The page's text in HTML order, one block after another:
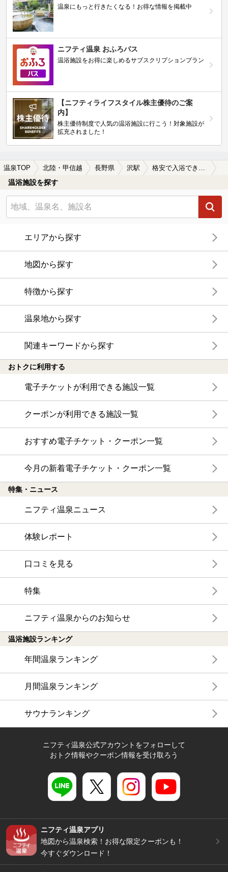
温泉にもっと行きたくなる！お得な情報を掲載中
ニフティ温泉 おふろパス
温浴施設をお得に楽しめるサブスクリプションプラン
【ニフティライフスタイル株主優待のご案
内】
株主優待制度で人気の温浴施設に行こう！対象施設が
拡充されました！
温泉TOP 北陸・甲信越 長野県 沢駅
温浴施設を探す
エリアから探す
地図から探す
特徴から探す
温泉地から探す
関連キーワードから探す
おトクに利用する
電子チケットが利用できる施設一覧
クーポンが利用できる施設一覧
おすすめ電子チケット・クーポン一覧
今月の新着電子チケット・クーポン一覧
特集・ニュース
ニフティ温泉ニュース
体験レポート
口コミを見る
特集
ニフティ温泉からのお知らせ
温浴施設ランキング
年間温泉ランキング
月間温泉ランキング
サウナランキング
ニフティ温泉公式アカウントをフォローして
おトク情報やクーポン情報を受け取ろう
ニフティ温泉アプリ
地図から温泉検索！お得な限定クーポンも！
今すぐダウンロード！